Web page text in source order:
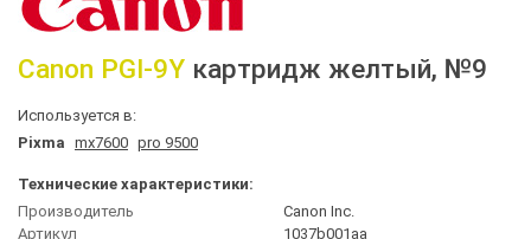
Canon PGI-9Y картридж желтый, №9
Используется в:
Pixma mx7600 pro 9500
Технические характеристики:
Производитель
Canon Inc.
Артикул
1037b001aa